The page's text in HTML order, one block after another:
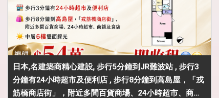
日本,名建築商精心建設, 步行5分鐘到JR難波站 , 步行3
分鐘有24小時超市及便利店 , 步行8分鐘到高島屋，「戎
筋橋商店街」，附近多間百貨商場、24小時超市、商鋪